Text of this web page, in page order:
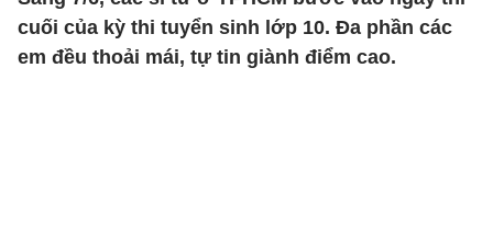
cuối của kỳ thi tuyển sinh lớp 10. Đa phần các
em đều thoải mái, tự tin giành điểm cao.